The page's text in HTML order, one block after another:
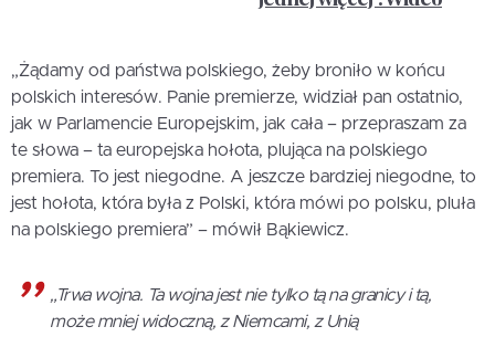
„Żądamy od państwa polskiego, żeby broniło w końcu
polskich interesów. Panie premierze, widział pan ostatnio,
jak w Parlamencie Europejskim, jak cała – przepraszam za
te słowa – ta europejska hołota, plująca na polskiego
premiera. To jest niegodne. A jeszcze bardziej niegodne, to
jest hołota, która była z Polski, która mówi po polsku, pluła
na polskiego premiera” – mówił Bąkiewicz.
„Trwa wojna. Ta wojna jest nie tylko tą na granicy i tą,
może mniej widoczną, z Niemcami, z Unią